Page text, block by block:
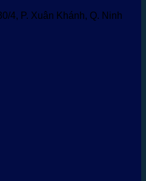
4, P. Xuân Khánh, Q. Ninh